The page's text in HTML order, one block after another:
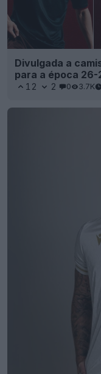
Divulgada a
para a época 26-
12 2 0 3.7K